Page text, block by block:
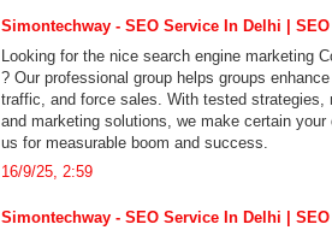
Simontechway - SEO Service In Delhi |
Looking for the nice search engine marketing
? Our professional group helps groups
traffic, and force sales. With tested strategies,
and marketing solutions, we make certain
us for measurable boom and success.
16/9/25, 2:59
Simontechway - SEO Service In Delhi |